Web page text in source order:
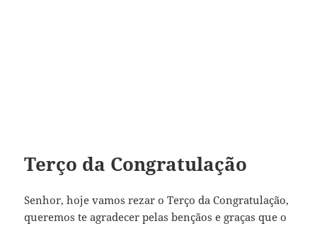
Terço da Congratulação
Senhor, hoje vamos rezar o Terço da Congratulação,
queremos te agradecer pelas bençãos e graças que o